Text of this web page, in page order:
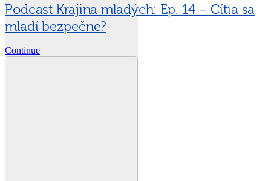
Podcast Krajina mladých: Ep. 14 – Cítia sa
mladí bezpečne?
Continue